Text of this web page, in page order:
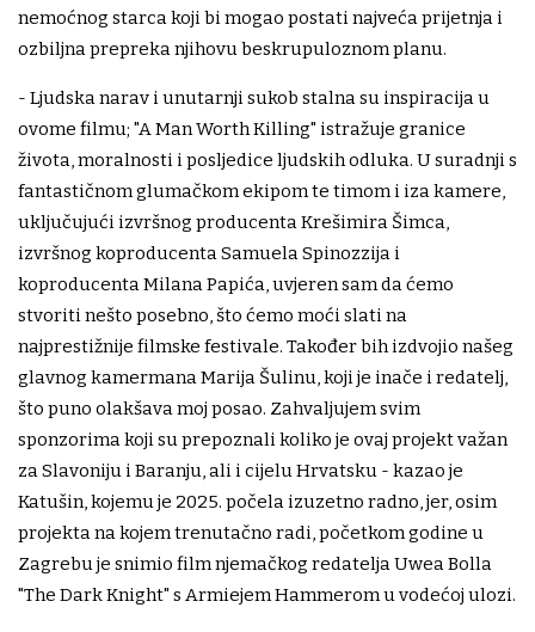
nemoćnog starca koji bi mogao postati najveća prijetnja i
ozbiljna prepreka njihovu beskrupuloznom planu.
- Ljudska narav i unutarnji sukob stalna su inspiracija u
ovome filmu; "A Man Worth Killing" istražuje granice
života, moralnosti i posljedice ljudskih odluka. U suradnji s
fantastičnom glumačkom ekipom te timom i iza kamere,
uključujući izvršnog producenta Krešimira Šimca,
izvršnog koproducenta Samuela Spinozzija i
koproducenta Milana Papića, uvjeren sam da ćemo
stvoriti nešto posebno, što ćemo moći slati na
najprestižnije filmske festivale. Također bih izdvojio našeg
glavnog kamermana Marija Šulinu, koji je inače i redatelj,
što puno olakšava moj posao. Zahvaljujem svim
sponzorima koji su prepoznali koliko je ovaj projekt važan
za Slavoniju i Baranju, ali i cijelu Hrvatsku - kazao je
Katušin, kojemu je 2025. počela izuzetno radno, jer, osim
projekta na kojem trenutačno radi, početkom godine u
Zagrebu je snimio film njemačkog redatelja Uwea Bolla
"The Dark Knight" s Armiejem Hammerom u vodećoj ulozi.